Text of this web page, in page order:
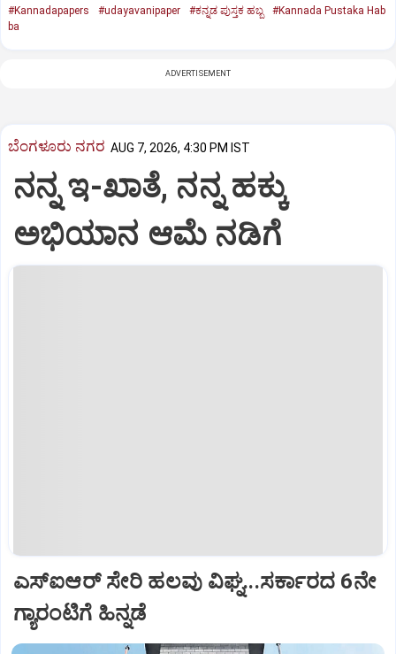
#Kannadapapers #udayavanipaper #ಕನ್ನಡ ಪುಸ್ತಕ ಹಬ್ಬ
#Kannada Pustaka Hab
ba
ADVERTISEMENT
ಬೆಂಗಳೂರು ನಗರ AUG 7, 2026, 4:30 PM IST
ನನ್ನ ಇ-ಖಾತೆ, ನನ್ನ ಹಕ್ಕು
ಅಭಿಯಾನ ಆಮೆ ನಡಿಗೆ
ಎಸ್‌ಐಆರ್‌ ಸೇರಿ ಹಲವು ವಿಘ್ನ...ಸರ್ಕಾರದ 6ನೇ
ಗ್ಯಾರಂಟಿಗೆ ಹಿನ್ನಡೆ